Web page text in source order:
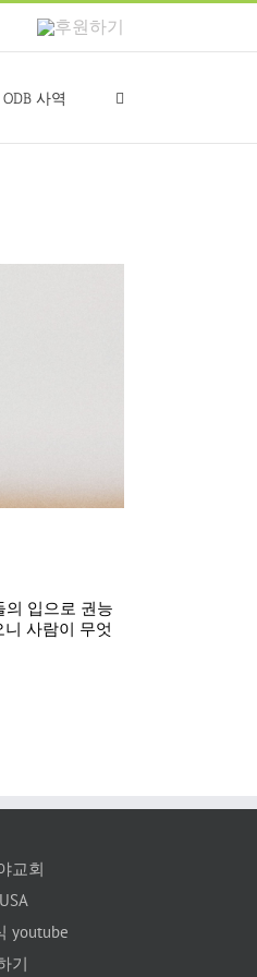
후
ODB 사역
입으로 권능
사람이 무엇